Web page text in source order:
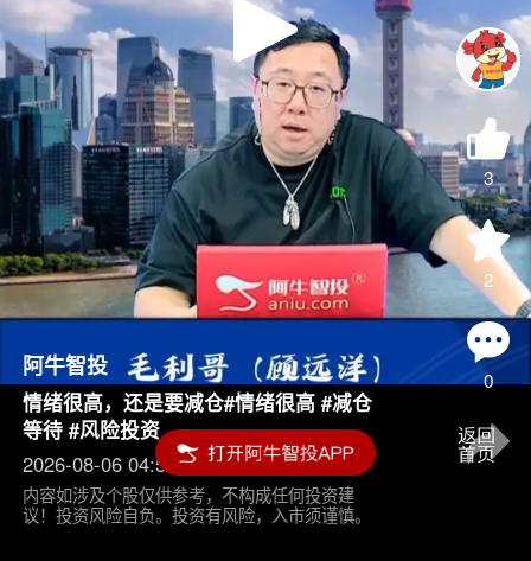
Play
Video
3
2
0
阿牛智投
情绪很高，还是要减仓#情绪很高 #减仓
等待 #风险投资
2026-08-06 04:55
内容如涉及个股仅供参考，不构成任何投资建
议！投资风险自负。投资有风险，入市须谨慎。